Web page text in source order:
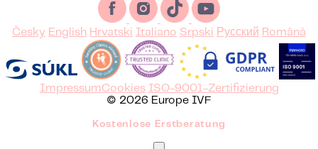
Česky English Hrvatski Italiano Srpski Русский Română
ImpressumCookies
ISO-9001-Zertifizierung
© 2026 Europe IVF
Kostenlose Erstberatung